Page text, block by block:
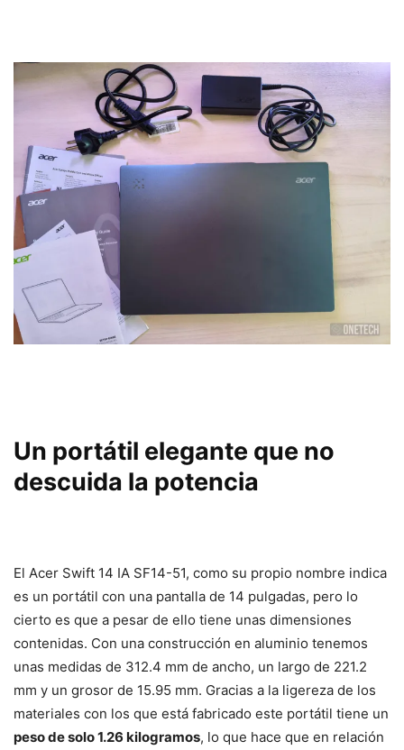
Un portátil elegante que no
descuida la potencia
El Acer Swift 14 IA SF14-51, como su propio nombre indica
es un portátil con una pantalla de 14 pulgadas, pero lo
cierto es que a pesar de ello tiene unas dimensiones
contenidas. Con una construcción en aluminio tenemos
unas medidas de 312.4 mm de ancho, un largo de 221.2
mm y un grosor de 15.95 mm. Gracias a la ligereza de los
materiales con los que está fabricado este portátil tiene un
peso de solo 1.26 kilogramos, lo que hace que en relación